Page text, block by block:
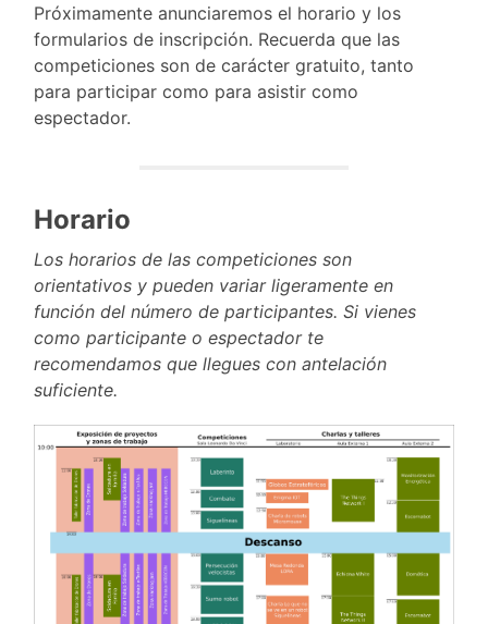
Próximamente anunciaremos el horario y los
formularios de inscripción. Recuerda que las
competiciones son de carácter gratuito, tanto
para participar como para asistir como
espectador.
Horario
Los horarios de las competiciones son
orientativos y pueden variar ligeramente en
función del número de participantes. Si vienes
como participante o espectador te
recomendamos que llegues con antelación
suficiente.